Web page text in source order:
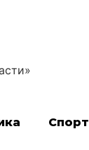
Спорт